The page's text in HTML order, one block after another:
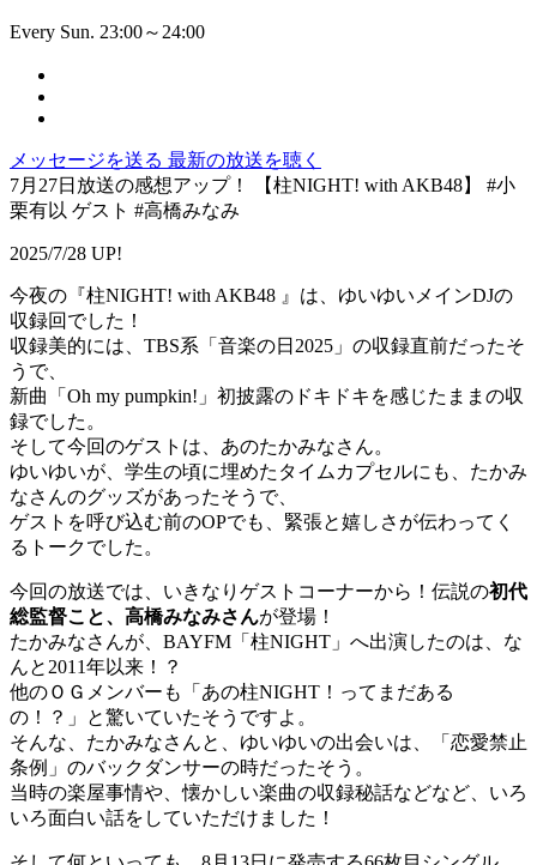
Every Sun. 23:00～24:00
メッセージを送る 最新の放送を聴く
7月27日放送の感想アップ！ 【柱NIGHT! with AKB48】 #小
栗有以 ゲスト #高橋みなみ
2025/7/28 UP!
今夜の『柱NIGHT! with AKB48 』は、ゆいゆいメインDJの
収録回でした！
収録美的には、TBS系「音楽の日2025」の収録直前だったそ
うで、
新曲「Oh my pumpkin!」初披露のドキドキを感じたままの収
録でした。
そして今回のゲストは、あのたかみなさん。
ゆいゆいが、学生の頃に埋めたタイムカプセルにも、たかみ
なさんのグッズがあったそうで、
ゲストを呼び込む前のOPでも、緊張と嬉しさが伝わってく
るトークでした。
今回の放送では、いきなりゲストコーナーから！伝説の初代
総監督こと、高橋みなみさんが登場！
たかみなさんが、BAYFM「柱NIGHT」へ出演したのは、な
んと2011年以来！？
他のＯＧメンバーも「あの柱NIGHT！ってまだある
の！？」と驚いていたそうですよ。
そんな、たかみなさんと、ゆいゆいの出会いは、「恋愛禁止
条例」のバックダンサーの時だったそう。
当時の楽屋事情や、懐かしい楽曲の収録秘話などなど、いろ
いろ面白い話をしていただけました！